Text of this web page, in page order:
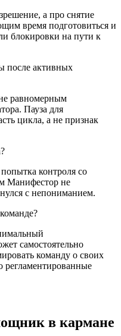
а про снятие
время подготовиться и
блокировки на пути к
после активных
равномерным
Пауза для
цикла, а не признак
контроля со
Манифестор не
с непониманием.
самостоятельно
команду о своих
регламентированные
в кармане